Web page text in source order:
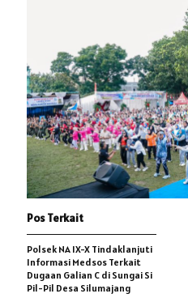
Pos Terkait
Polsek NA IX-X Tindaklanjuti
Informasi Medsos Terkait
Dugaan Galian C di Sungai Si
Pil-Pil Desa Silumajang